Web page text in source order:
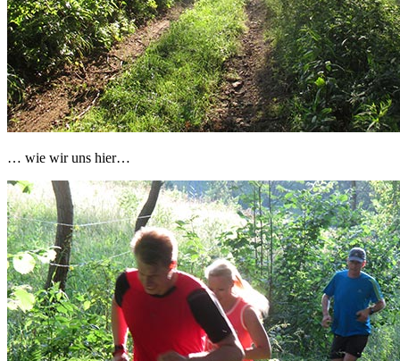
… wie wir uns hier…